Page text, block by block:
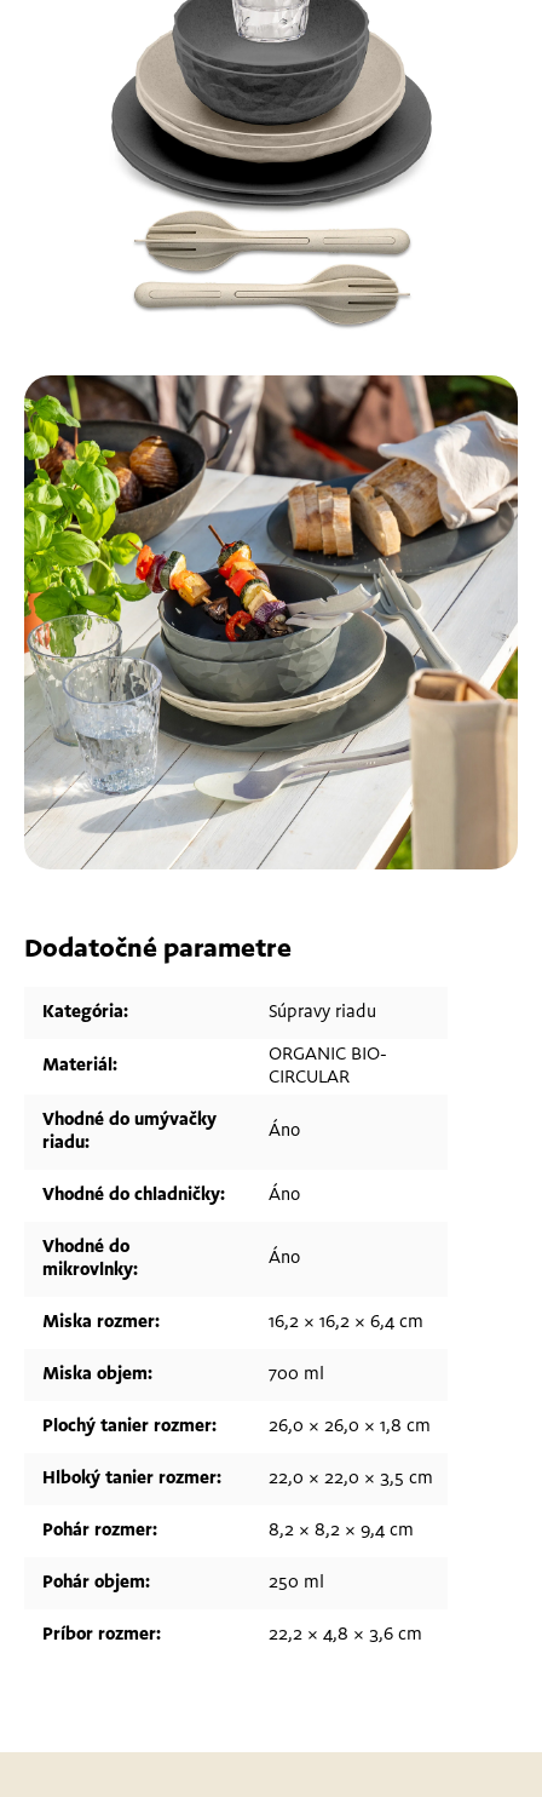
Dodatočné parametre
Kategória: Súpravy riadu
Materiál:
ORGANIC BIO-
CIRCULAR
Vhodné do umývačky
riadu:
Áno
Vhodné do chladničky: Áno
Vhodné do
mikrovlnky:
Áno
Miska rozmer: 16,2 × 16,2 × 6,4 cm
Miska objem: 700 ml
Plochý tanier rozmer: 26,0 × 26,0 × 1,8 cm
Hlboký tanier rozmer: 22,0 × 22,0 × 3,5 cm
Pohár rozmer: 8,2 × 8,2 × 9,4 cm
Pohár objem: 250 ml
Príbor rozmer: 22,2 × 4,8 × 3,6 cm